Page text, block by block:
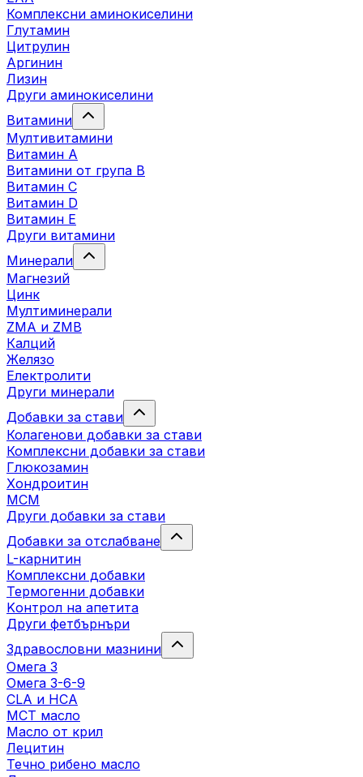
Комплексни аминокиселини
Глутамин
Цитрулин
Аргинин
Лизин
Други аминокиселини
Витамини
Мултивитамини
Витамин А
Витамини от група B
Витамин C
Витамин D
Витамин E
Други витамини
Минерали
Магнезий
Цинк
Мултиминерали
ZMA и ZMB
Калций
Желязо
Електролити
Други минерали
Добавки за стави
Колагенови добавки за стави
Комплексни добавки за стави
Глюкозамин
Хондроитин
МСМ
Други добавки за стави
Добавки за отслабване
L-карнитин
Комплексни добавки
Термогенни добавки
Kонтрол на апетита
Други фетбърнъри
Здравословни мазнини
Омега 3
Омега 3-6-9
CLA и HCA
МСТ масло
Масло от крил
Лецитин
Течно рибено масло